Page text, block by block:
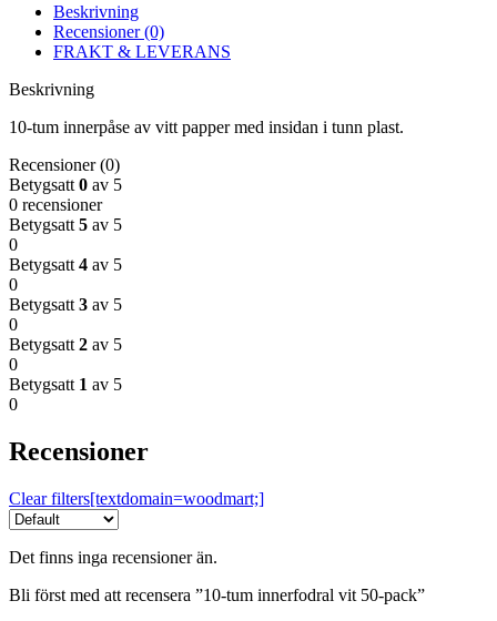
Beskrivning
Recensioner (0)
FRAKT & LEVERANS
Beskrivning
10-tum innerpåse av vitt papper med insidan i tunn plast.
Recensioner (0)
Betygsatt 0 av 5
0 recensioner
Betygsatt 5 av 5
0
Betygsatt 4 av 5
0
Betygsatt 3 av 5
0
Betygsatt 2 av 5
0
Betygsatt 1 av 5
0
Recensioner
Clear filters[textdomain=woodmart;]
Det finns inga recensioner än.
Bli först med att recensera ”10-tum innerfodral vit 50-pack”